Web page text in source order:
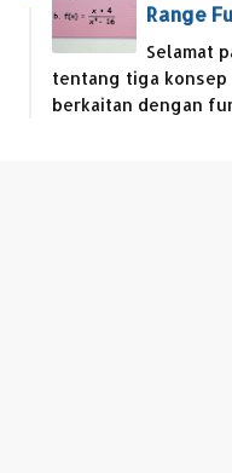
Range
Selamat
tentang tiga konsep
berkaitan dengan